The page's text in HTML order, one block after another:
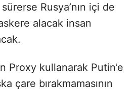
Rusya’nın içi de
alacak insan
Proxy kullanarak Putin’e
çare bırakmamasının